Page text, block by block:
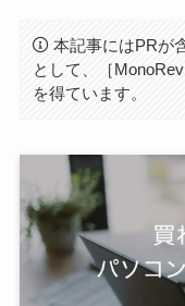
本記事にはPRが
として、［
を得ています。